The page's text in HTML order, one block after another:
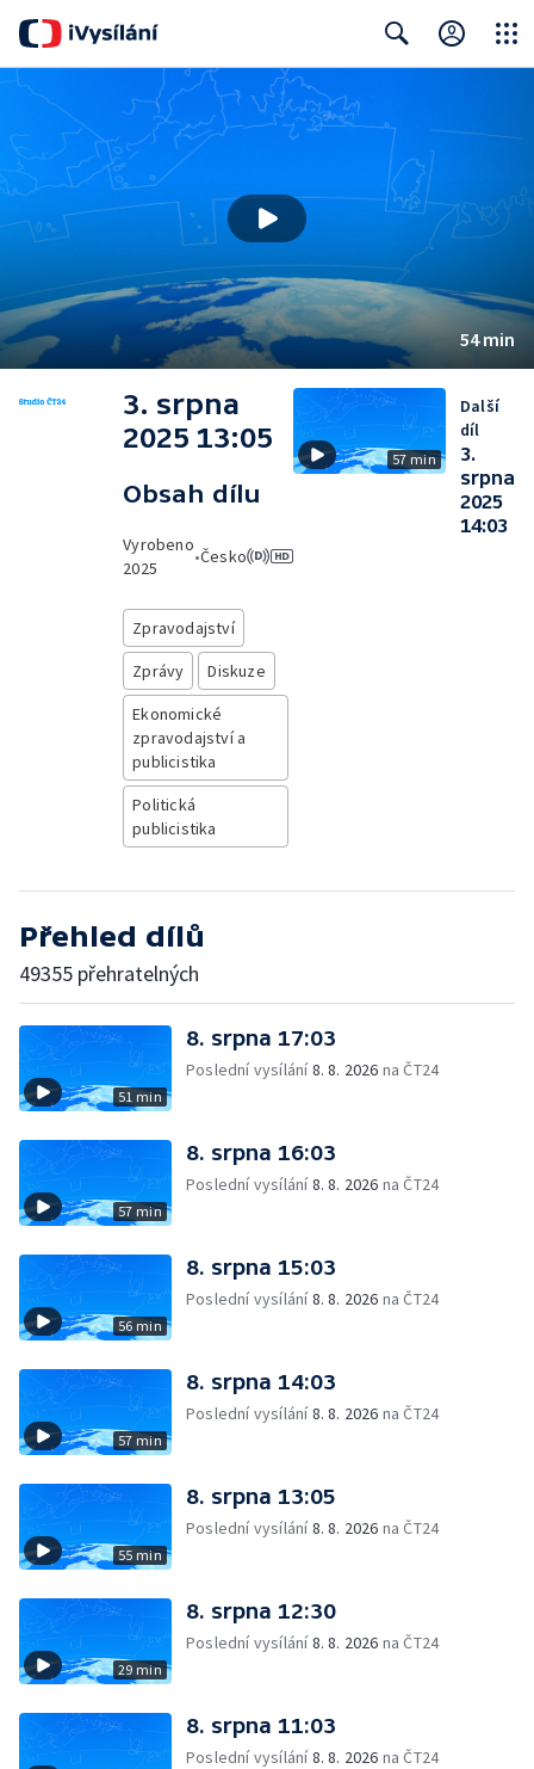
54 min
3. srpna
2025 13:05
Obsah dílu
Vyrobeno
2025
•Česko
Zpravodajství
Zprávy
Diskuze
Ekonomické
zpravodajství a
publicistika
Politická
publicistika
57 min
Další
díl
3.
srpna
2025
14:03
Přehled dílů
49355 přehratelných
51 min
8. srpna 17:03
Poslední vysílání8. 8. 2026 na ČT24
57 min
8. srpna 16:03
Poslední vysílání8. 8. 2026 na ČT24
56 min
8. srpna 15:03
Poslední vysílání8. 8. 2026 na ČT24
57 min
8. srpna 14:03
Poslední vysílání8. 8. 2026 na ČT24
55 min
8. srpna 13:05
Poslední vysílání8. 8. 2026 na ČT24
29 min
8. srpna 12:30
Poslední vysílání8. 8. 2026 na ČT24
8. srpna 11:03
Poslední vysílání8. 8. 2026 na ČT24